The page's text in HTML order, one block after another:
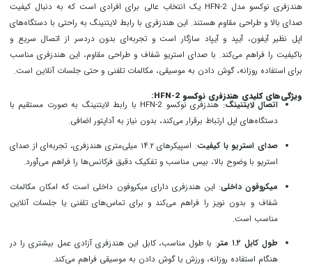
هندزفری نوکسو مدل HFN-2 یک انتخاب عالی برای افرادی است که به دنبال کیفیت
صدای بالا و طراحی مقاوم هستند. این هندزفری با رابط لایتنینگ به راحتی با دستگاه‌های
اپل نظیر آیفون، آیپد و آیپاد سازگار است و تجربه‌ای بدون دردسر از اتصال سریع و
باکیفیت را فراهم می‌کند. با صدای استریو شفاف و طراحی مقاوم، این هندزفری مناسب
برای استفاده روزانه، گوش دادن به موسیقی، مکالمات تلفنی و حتی جلسات آنلاین است.
ویژگی‌های کلیدی هندزفری نوکسو HFN-2:
اتصال لایتنینگ
: هندزفری نوکسو HFN-2 با رابط لایتنینگ به صورت مستقیم با
دستگاه‌های اپل ارتباط برقرار می‌کند، بدون نیاز به آداپتور اضافی.
صدای استریو با کیفیت
: اسپیکرهای ۱۴.۲ میلی‌متری هندزفری، تجربه‌ای از صدای
استریو با وضوح بالا، بیس مناسب و تفکیک دقیق فرکانس‌ها را فراهم می‌آورد.
میکروفون داخلی: این هندزفری دارای میکروفون داخلی است که امکان مکالمات
شفاف و بدون نویز را فراهم می‌کند و برای تماس‌های تلفنی یا جلسات آنلاین
مناسب است.
طول کابل ۱.۲ متر
: با طول مناسب، کابل این هندزفری آزادی عمل بیشتری را در
هنگام استفاده روزانه، ورزش یا گوش دادن به موسیقی فراهم می‌کند.